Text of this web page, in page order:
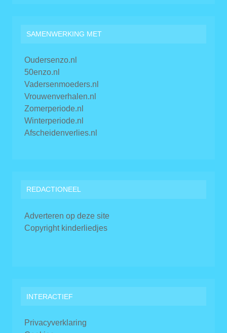
SAMENWERKING MET
Oudersenzo.nl
50enzo.nl
Vadersenmoeders.nl
Vrouwenverhalen.nl
Zomerperiode.nl
Winterperiode.nl
Afscheidenverlies.nl
REDACTIONEEL
Adverteren op deze site
Copyright kinderliedjes
INTERACTIEF
Privacyverklaring